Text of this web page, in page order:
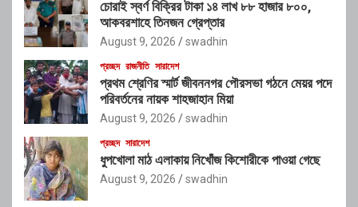
চোরাই স্বর্ণ বিক্রির টাকা ১৪ লাখ ৮৮ হাজার ৮০০,
আকবরশাহে তিনজন গ্রেপ্তার
August 9, 2026 swadhin
প্রচ্ছদ রাজনীতি সারাদেশ
প্রথম শ্রেণির স্মার্ট জীবননগর পৌরসভা গঠনে মেয়র পদে
পরিবর্তনের নায়ক শাহজাহান মিয়া
August 9, 2026 swadhin
প্রচ্ছদ সারাদেশ
ধুপখোলা মাঠ এলাকায় নিখোঁজ কিশোরীকে পাওয়া গেছে
August 9, 2026 swadhin